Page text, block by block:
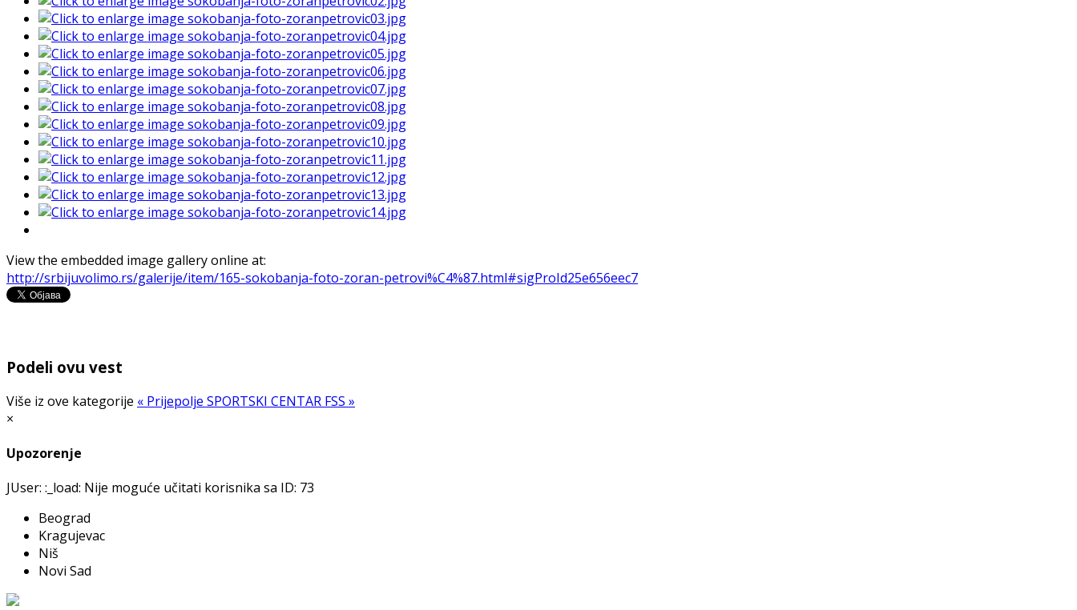
View the embedded image gallery online at:
http://srbijuvolimo.rs/galerije/item/165-sokobanja-foto-zoran-petrovi%C4%87.html#sigProId25e656eec7
Podeli ovu vest
Više iz ove kategorije « Prijepolje SPORTSKI CENTAR FSS »
×
Upozorenje
JUser: :_load: Nije moguće učitati korisnika sa ID: 73
Beograd
Kragujevac
Niš
Novi Sad